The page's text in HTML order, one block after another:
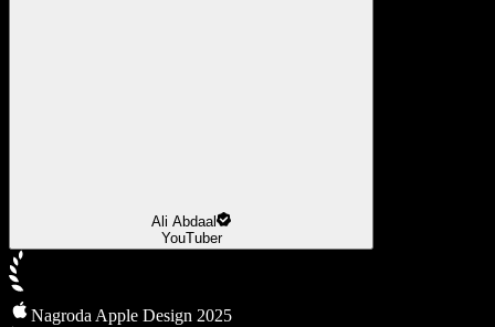
Ali Abdaal
YouTuber
Nagroda Apple Design 2025